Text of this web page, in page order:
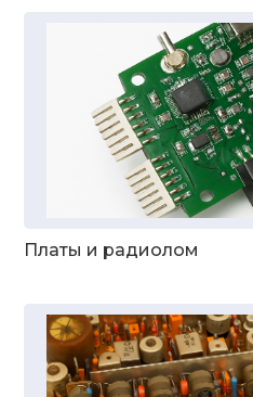
Платы и радиолом